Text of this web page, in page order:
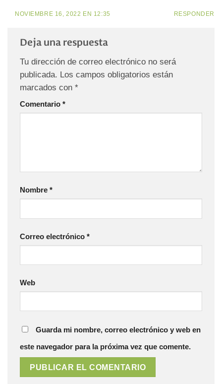
NOVIEMBRE 16, 2022 EN 12:35 RESPONDER
Deja una respuesta
Tu dirección de correo electrónico no será
publicada. Los campos obligatorios están
marcados con *
Comentario *
Nombre *
Correo electrónico *
Web
Guarda mi nombre, correo electrónico y web en
este navegador para la próxima vez que comente.